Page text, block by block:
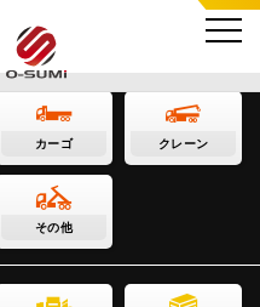
カーゴ クレーン
その他